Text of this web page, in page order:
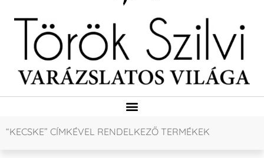
“KECSKE” CÍMKÉVEL RENDELKEZŐ TERMÉKEK